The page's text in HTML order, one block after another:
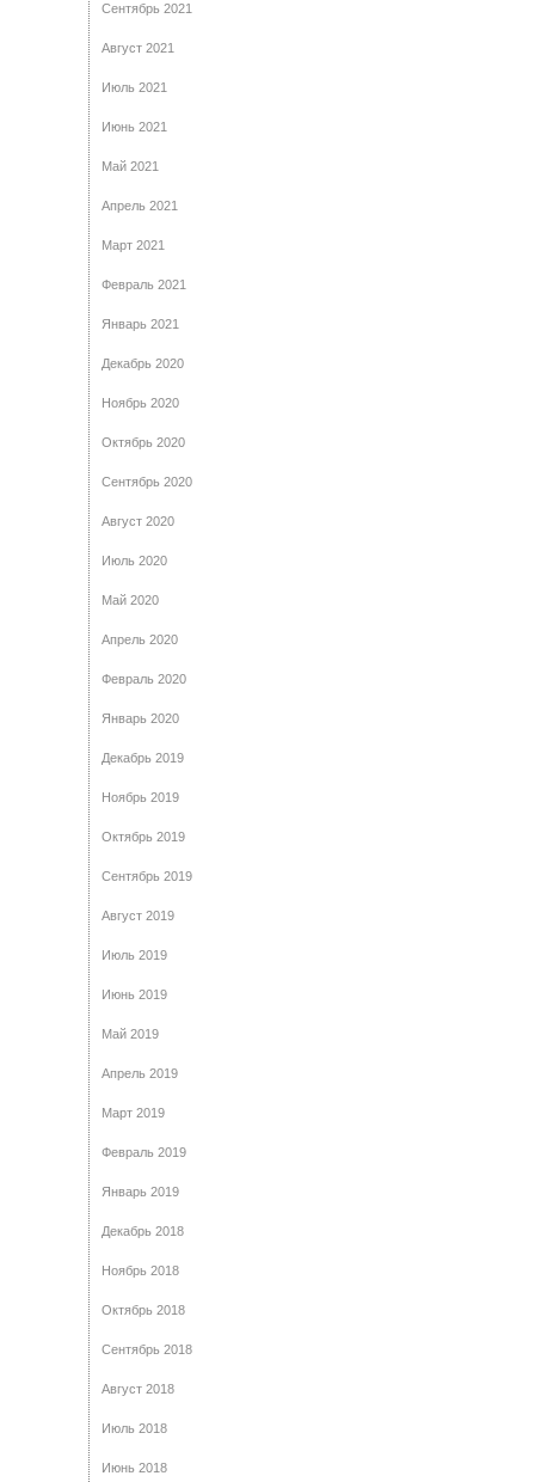
Сентябрь 2021
Август 2021
Июль 2021
Июнь 2021
Май 2021
Апрель 2021
Март 2021
Февраль 2021
Январь 2021
Декабрь 2020
Ноябрь 2020
Октябрь 2020
Сентябрь 2020
Август 2020
Июль 2020
Май 2020
Апрель 2020
Февраль 2020
Январь 2020
Декабрь 2019
Ноябрь 2019
Октябрь 2019
Сентябрь 2019
Август 2019
Июль 2019
Июнь 2019
Май 2019
Апрель 2019
Март 2019
Февраль 2019
Январь 2019
Декабрь 2018
Ноябрь 2018
Октябрь 2018
Сентябрь 2018
Август 2018
Июль 2018
Июнь 2018